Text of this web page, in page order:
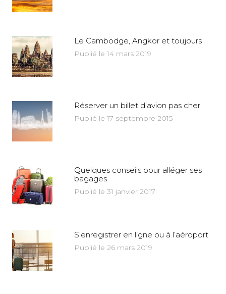
Le Cambodge, Angkor et toujours
Publié le 14 mars 2019
Réserver un billet d’avion pas cher
Publié le 17 septembre 2015
Quelques conseils pour alléger ses
bagages
Publié le 31 janvier 2017
S’enregistrer en ligne ou à l’aéroport
Publié le 26 mars 2019